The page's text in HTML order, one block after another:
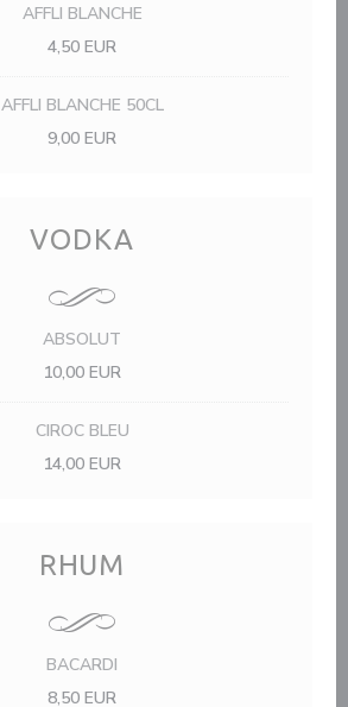
AFFLI BLANCHE
4,50 EUR
AFFLI BLANCHE 50CL
9,00 EUR
VODKA
ABSOLUT
10,00 EUR
CIROC BLEU
14,00 EUR
RHUM
BACARDI
8,50 EUR